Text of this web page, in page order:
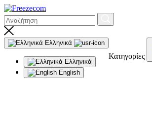
Ελληνικά
Ελληνικά
English
Κατηγορίες